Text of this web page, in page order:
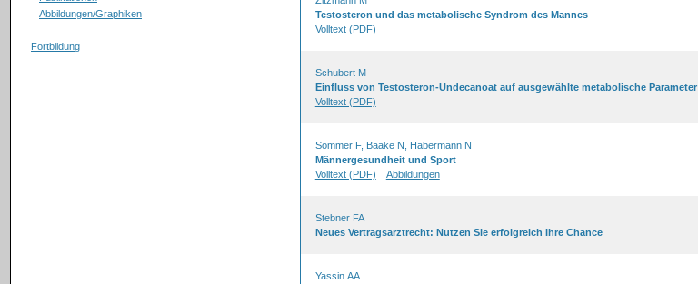
Abbildungen/Graphiken
Fortbildung
Testosteron und das metabolische Syndrom des Mannes
Volltext (PDF)
Schubert M
Einfluss von Testosteron-Undecanoat auf ausgewählte metabolische Parameter
Volltext (PDF)
Sommer F, Baake N, Habermann N
Männergesundheit und Sport
Volltext (PDF)
Abbildungen
Stebner FA
Neues Vertragsarztrecht: Nutzen Sie erfolgreich Ihre Chance
Yassin AA